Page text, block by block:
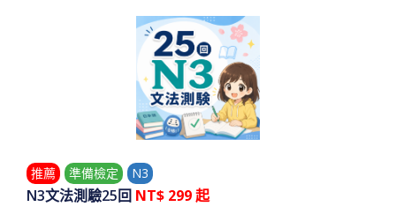
推薦 準備檢定 N3
N3文法測驗25回 NT$ 299 起